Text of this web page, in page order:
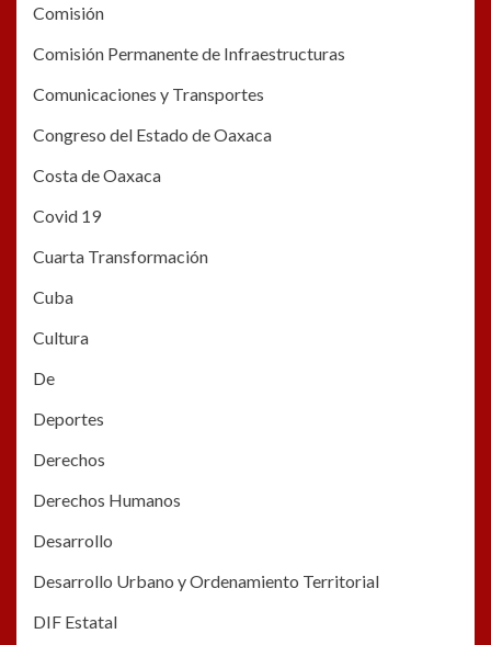
Comisión
Comisión Permanente de Infraestructuras
Comunicaciones y Transportes
Congreso del Estado de Oaxaca
Costa de Oaxaca
Covid 19
Cuarta Transformación
Cuba
Cultura
De
Deportes
Derechos
Derechos Humanos
Desarrollo
Desarrollo Urbano y Ordenamiento Territorial
DIF Estatal